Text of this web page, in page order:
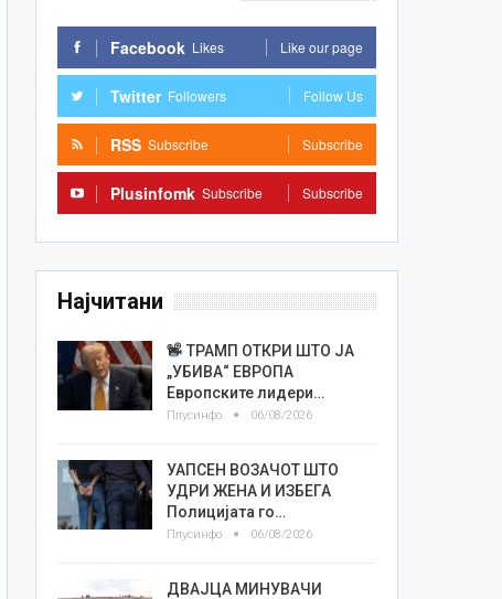
Facebook Likes Like our page
Twitter Followers Follow Us
RSS Subscribe Subscribe
Plusinfomk Subscribe Subscribe
Најчитани
ТРАМП ОТКРИ ШТО ЈА
„УБИВА“ ЕВРОПА
Европските лидери…
Плусинфо 06/08/2026
УАПСЕН ВОЗАЧОТ ШТО
УДРИ ЖЕНА И ИЗБЕГА
Полицијата го…
Плусинфо 06/08/2026
ДВАЈЦА МИНУВАЧИ